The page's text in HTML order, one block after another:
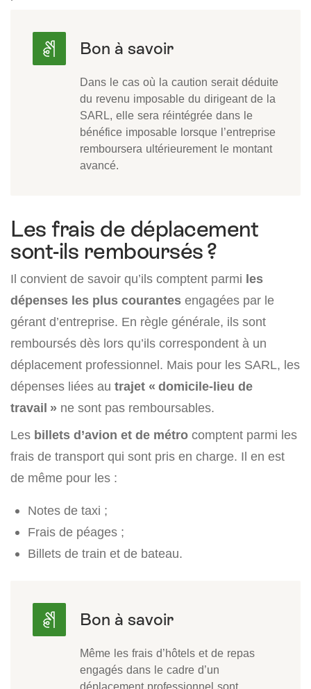
Dans le cas où la caution serait déduite
du revenu imposable du dirigeant de la
SARL, elle sera réintégrée dans le
bénéfice imposable lorsque l’entreprise
remboursera ultérieurement le montant
avancé.
Les frais de déplacement
sont-ils remboursés ?
Il convient de savoir qu’ils comptent parmi les
dépenses les plus courantes engagées par le
gérant d’entreprise. En règle générale, ils sont
remboursés dès lors qu’ils correspondent à un
déplacement professionnel. Mais pour les SARL, les
dépenses liées au trajet « domicile-lieu de
travail » ne sont pas remboursables.
Les billets d’avion et de métro comptent parmi les
frais de transport qui sont pris en charge. Il en est
de même pour les :
Notes de taxi ;
Frais de péages ;
Billets de train et de bateau.
Même les frais d’hôtels et de repas
engagés dans le cadre d’un